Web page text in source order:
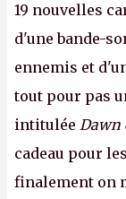
19 nouvelles
d'une bande-
ennemis et
tout pour pas
intitulée Dawn
cadeau pour
finalement on